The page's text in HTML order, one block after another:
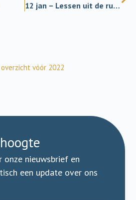
12 jan – Lessen uit de ruimte
vóór 2022
nieuwsbrief en
een update over ons